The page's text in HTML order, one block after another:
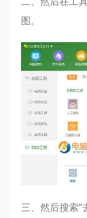
图。
三、然后搜索“